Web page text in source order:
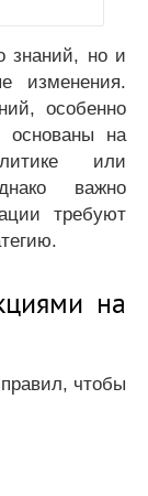
знаний, но и
изменения.
особенно
на
или
важно
требуют
на
чтобы